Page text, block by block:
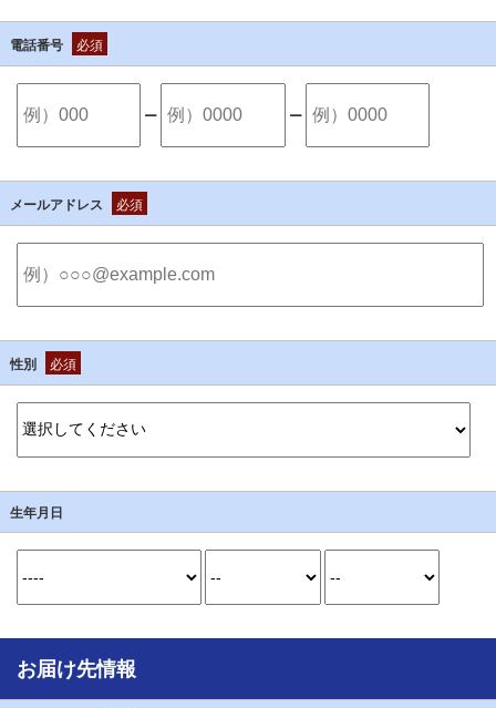
電話番号 必須
ー ー
メールアドレス 必須
性別 必須
生年月日
お届け先情報